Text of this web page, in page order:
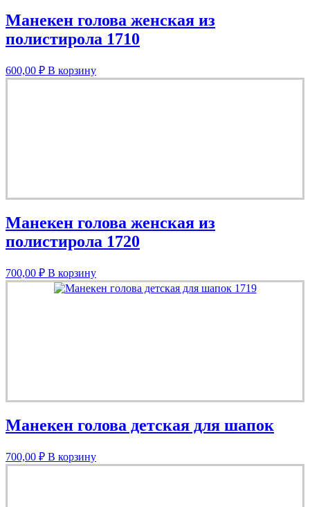
Манекен голова женская из
полистирола 1710
600,00 ₽ В корзину
Манекен голова женская из
полистирола 1720
700,00 ₽ В корзину
Манекен голова детская для шапок
700,00 ₽ В корзину